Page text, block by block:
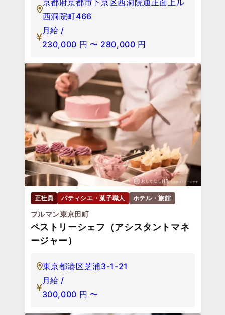
西洞院町466
月給 /
230,000 円 〜 280,000 円
正社員 パティシエ・菓子職人 ホテル・旅館
プルマン東京田町
ペストリーシェフ（アシスタントマネ
ージャー）
東京都港区芝浦3-1-21
月給 /
300,000 円 〜